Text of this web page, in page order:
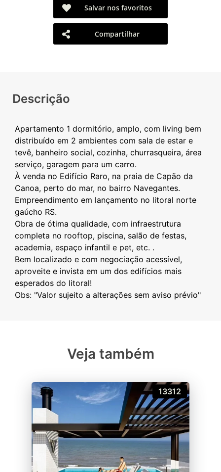
Salvar nos favoritos
Compartilhar
Descrição
Apartamento 1 dormitório, amplo, com living bem
distribuído em 2 ambientes com sala de estar e
tevê, banheiro social, cozinha, churrasqueira, área
serviço, garagem para um carro.
À venda no Edifício Raro, na praia de Capão da
Canoa, perto do mar, no bairro Navegantes.
Empreendimento em lançamento no litoral norte
gaúcho RS.
Obra de ótima qualidade, com infraestrutura
completa no rooftop, piscina, salão de festas,
academia, espaço infantil e pet, etc. .
Bem localizado e com negociação acessível,
aproveite e invista em um dos edifícios mais
esperados do litoral!
Veja também
13312